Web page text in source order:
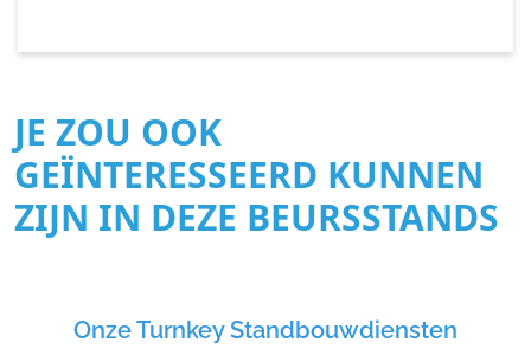
JE ZOU OOK
GEÏNTERESSEERD KUNNEN
ZIJN IN DEZE BEURSSTANDS
Onze Turnkey Standbouwdiensten